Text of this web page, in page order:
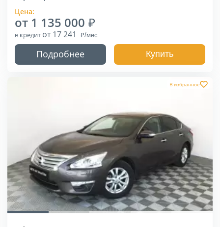
Цена:
от 1 135 000
в кредит от 17 241
Подробнее Купить
В избранное